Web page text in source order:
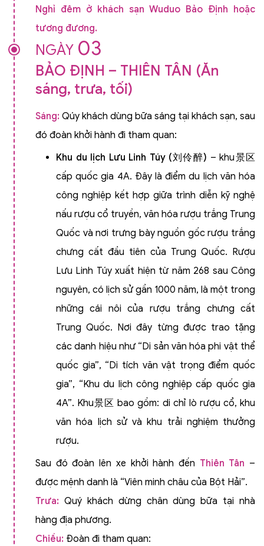
Nghỉ đêm ở khách sạn Wuduo Bảo Định hoặc
tương đương.
NGÀY 03
BẢO ĐỊNH – THIÊN TÂN (Ăn
sáng, trưa, tối)
Sáng: Qúy khách dùng bữa sáng tại khách sạn, sau
đó đoàn khởi hành đi tham quan:
Khu du lịch Lưu Linh Túy (刘伶醉) – khu景区
cấp quốc gia 4A. Đây là điểm du lịch văn hóa
công nghiệp kết hợp giữa trình diễn kỹ nghệ
nấu rượu cổ truyền, văn hóa rượu trắng Trung
Quốc và nơi trưng bày nguồn gốc rượu trắng
chưng cất đầu tiên của Trung Quốc. Rượu
Lưu Linh Túy xuất hiện từ năm 268 sau Công
nguyên, có lịch sử gần 1000 năm, là một trong
những cái nôi của rượu trắng chưng cất
Trung Quốc. Nơi đây từng được trao tặng
các danh hiệu như “Di sản văn hóa phi vật thể
quốc gia”, “Di tích văn vật trọng điểm quốc
gia”, “Khu du lịch công nghiệp cấp quốc gia
4A”. Khu景区 bao gồm: di chỉ lò rượu cổ, khu
văn hóa lịch sử và khu trải nghiệm thưởng
rượu.
Sau đó đoàn lên xe khởi hành đến Thiên Tân –
được mệnh danh là “Viên minh châu của Bột Hải”.
Trưa: Quý khách dừng chân dùng bữa tại nhà
hàng địa phương.
Chiều: Đoàn đi tham quan: